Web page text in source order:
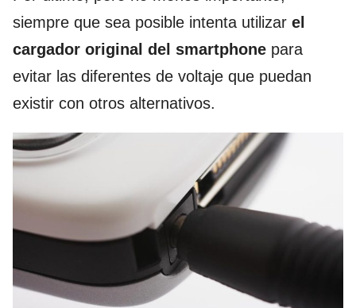
siempre que sea posible intenta utilizar el
cargador original del smartphone para
evitar las diferentes de voltaje que puedan
existir con otros alternativos.